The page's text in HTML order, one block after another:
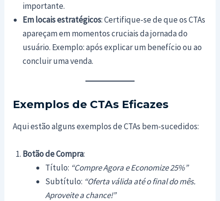
importante.
Em locais estratégicos: Certifique-se de que os CTAs
apareçam em momentos cruciais da jornada do
usuário. Exemplo: após explicar um benefício ou ao
concluir uma venda.
Exemplos de CTAs Eficazes
Aqui estão alguns exemplos de CTAs bem-sucedidos:
Botão de Compra:
Título: “Compre Agora e Economize 25%”
Subtítulo: “Oferta válida até o final do mês.
Aproveite a chance!”